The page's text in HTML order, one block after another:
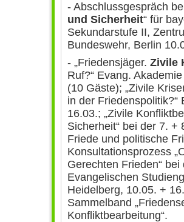
- Abschlussgespräch
und Sicherheit“ für
Sekundarstufe II,
Bundeswehr, Berlin
- „Friedensjäger. Zivile
Ruf?“ Evang.
(10 Gäste); „Zivile
in der
16.03.; „Zivile
Sicherheit“ bei der 7. +
Friede und politische
Konsultationsprozess
Gerechten Frieden“
Evangelischen
Heidelberg, 10.05. +
Sammelband
Konfliktbearbeitung“.